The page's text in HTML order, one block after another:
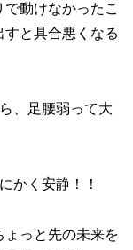
動けなかったこ
と具合悪くなる
、足腰弱って大
かく安静！！
っと先の未来を